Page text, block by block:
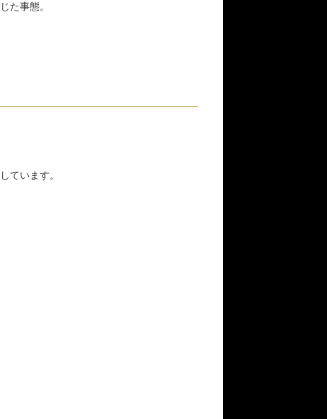
た事態。
ています。